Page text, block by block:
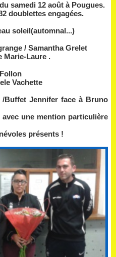
samedi 12 août à Pougues.
doublettes engagées.
soleil(automnal...)
/ Samantha Grelet
Marie-Laure .
Vachette
Buffet Jennifer face à Bruno
une mention particulière
présents !